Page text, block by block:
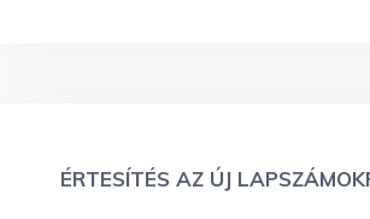
ÉRTESÍTÉS AZ ÚJ